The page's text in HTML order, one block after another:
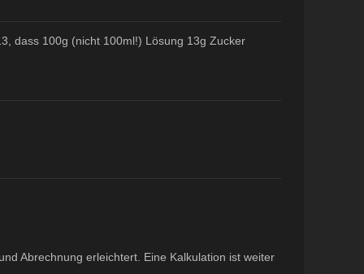
dass 100g (nicht 100ml!) Lösung 13g Zucker
Abrechnung erleichtert. Eine Kalkulation ist weiter